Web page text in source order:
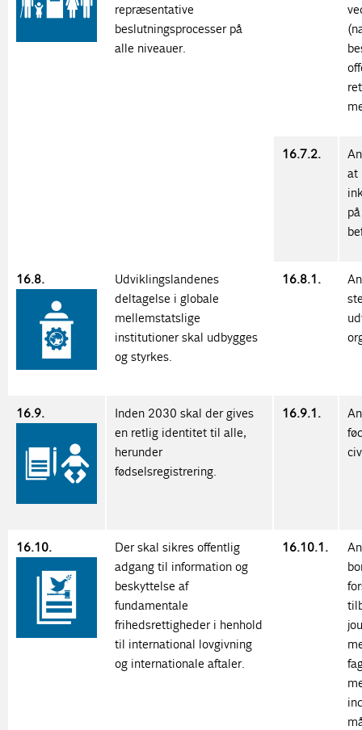
repræsentative
beslutningsprocesser på
alle niveauer.
16.7.2.
at
16.8.
Udviklingslandenes
deltagelse i globale
mellemstatslige
institutioner skal udbygges
og styrkes.
16.8.1.
16.9.
Inden 2030 skal der gives
en retlig identitet til alle,
herunder
fødselsregistrering.
16.9.1.
16.10.
Der skal sikres offentlig
adgang til information og
beskyttelse af
fundamentale
frihedsrettigheder i henhold
til international lovgivning
og internationale aftaler.
16.10.1.